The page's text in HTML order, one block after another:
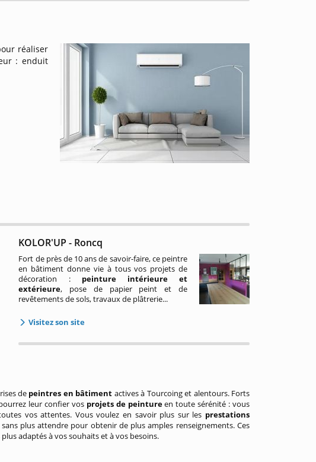
réaliser
: enduit
KOLOR'UP - Roncq
Fort de près de 10 ans de savoir-faire, ce peintre
en bâtiment donne vie à tous vos projets de
décoration : peinture intérieure et
extérieure, pose de papier peint et de
revêtements de sols, travaux de plâtrerie...
Visitez son site
de peintres en bâtiment actives à Tourcoing et alentours. Forts
leur confier vos projets de peintureen toute sérénité : vous
vos attentes. Vous voulez en savoir plus sur les prestations
plus attendre pour obtenir de plus amples renseignements. Ces
adaptés à vos souhaits et à vos besoins.